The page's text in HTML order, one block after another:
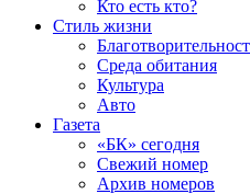
Кто есть кто?
Стиль жизни
Среда обитания
Культура
Авто
Газета
«БК» сегодня
Свежий номер
Архив номеров